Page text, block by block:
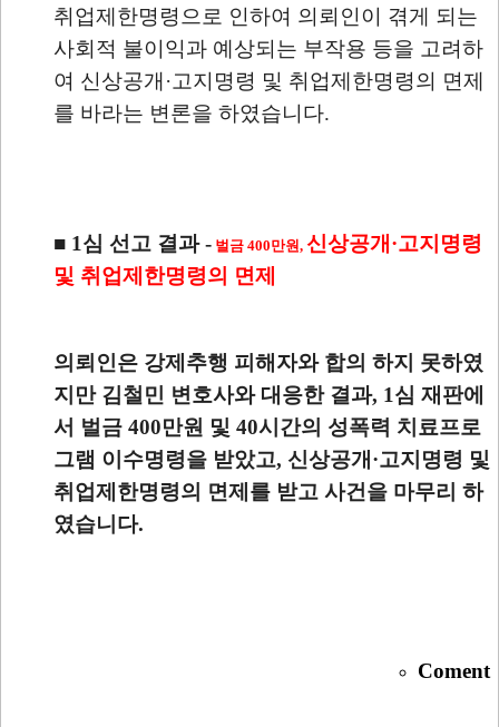
취업제한명령으로 인하여 의뢰인이 겪게 되는
사회적 불이익과 예상되는 부작용 등을 고려하
여 신상공개·고지명령 및 취업제한명령의 면제
를 바라는 변론을 하였습니다.
■ 1심 선고 결과 - 벌금 400만원, 신상공개·고지명령
및 취업제한명령의 면제
의뢰인은 강제추행 피해자와 합의 하지 못하였
지만 김철민 변호사와 대응한 결과, 1심 재판에
서 벌금 400만원 및 40시간의 성폭력 치료프로
그램 이수명령을 받았고, 신상공개·고지명령 및
취업제한명령의 면제를 받고 사건을 마무리 하
였습니다.
Coment